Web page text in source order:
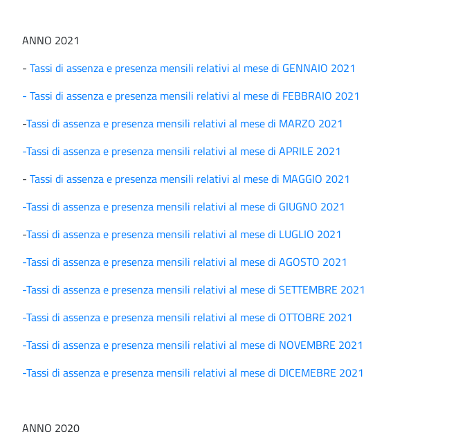
ANNO 2021
- Tassi di assenza e presenza mensili relativi al mese di GENNAIO 2021
- Tassi di assenza e presenza mensili relativi al mese di FEBBRAIO 2021
-Tassi di assenza e presenza mensili relativi al mese di MARZO 2021
-Tassi di assenza e presenza mensili relativi al mese di APRILE 2021
- Tassi di assenza e presenza mensili relativi al mese di MAGGIO 2021
-Tassi di assenza e presenza mensili relativi al mese di GIUGNO 2021
-Tassi di assenza e presenza mensili relativi al mese di LUGLIO 2021
-Tassi di assenza e presenza mensili relativi al mese di AGOSTO 2021
-Tassi di assenza e presenza mensili relativi al mese di SETTEMBRE 2021
-Tassi di assenza e presenza mensili relativi al mese di OTTOBRE 2021
-Tassi di assenza e presenza mensili relativi al mese di NOVEMBRE 2021
-Tassi di assenza e presenza mensili relativi al mese di DICEMEBRE 2021
ANNO 2020